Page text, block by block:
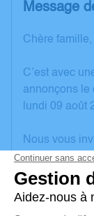
Message
Chère
C’est avec
annonçons le
lundi 09 août
Nous vous
vos
une anecdote
poèmes ou
d'expression